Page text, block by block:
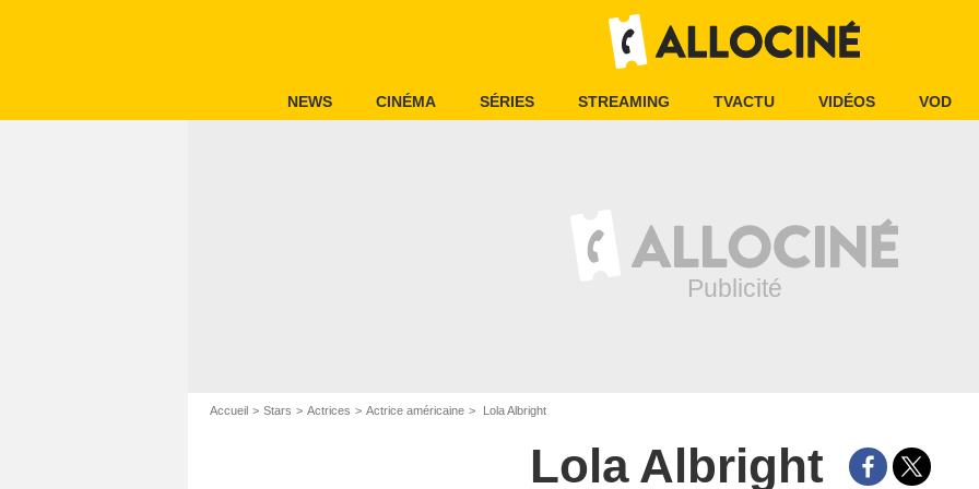
NEWS CINÉMA SÉRIES STREAMING TVACTU VIDÉOS VOD
Accueil Stars Actrices Actrice américaine Lola Albright
Lola Albright